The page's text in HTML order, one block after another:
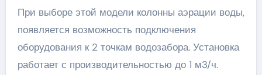
При выборе этой модели колонны аэрации воды,
появляется возможность подключения
оборудования к 2 точкам водозабора. Установка
работает с производительностью до 1 м3/ч.